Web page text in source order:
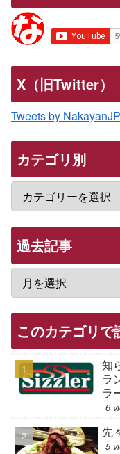
X（旧Twitter）
Tweets by NakayanJP
カテゴリ別
過去記事
このカテゴリ
知
ラ
ラ
6
先
5